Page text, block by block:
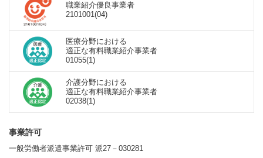
職業紹介優良事業者
2101001(04)
医療分野における
適正な有料職業紹介事業者
01055(1)
介護分野における
適正な有料職業紹介事業者
02038(1)
事業許可
一般労働者派遣事業許可 派27－030281